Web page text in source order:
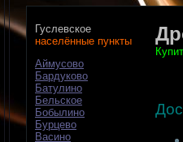
Гуслевское
населённые пункты
Аймусово
Бардуково
Батулино
Бельское
Бобылино
Бурцево
Васино